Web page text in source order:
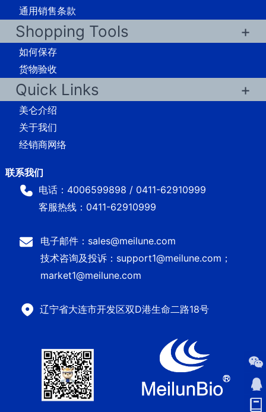
通用销售条款
Shopping Tools
如何保存
货物验收
Quick Links
美仑介绍
关于我们
经销商网络
电话：4006599898 / 0411-62910999
客服热线：0411-62910999
电子邮件：sales@meilune.com
技术咨询及投诉：support1@meilune.com；
market1@meilune.com
辽宁省大连市开发区双D港生命二路18号